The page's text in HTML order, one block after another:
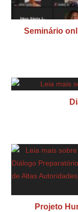
Seminário
Projeto